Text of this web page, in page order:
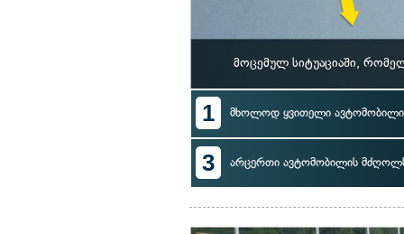
მოცემულ სიტუაციაში,
1 მხოლოდ ყვითელი
3 არცერთი ავტომობილის